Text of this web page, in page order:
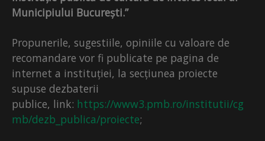
Municipiului București.”
Propunerile, sugestiile, opiniile cu valoare de
recomandare vor fi publicate pe pagina de
internet a instituției, la secțiunea proiecte
supuse dezbaterii
publice, link: https://www3.pmb.ro/institutii/cg
mb/dezb_publica/proiecte;